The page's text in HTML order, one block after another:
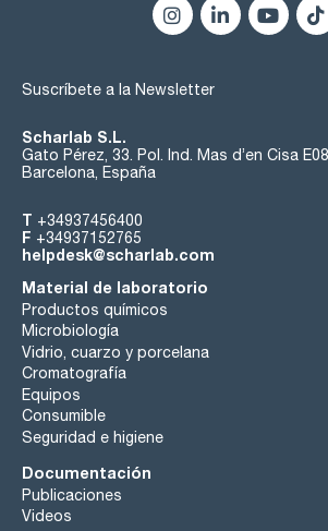
Suscríbete a la Newsletter
Scharlab S.L.
Gato Pérez, 33. Pol. Ind. Mas d’en Cisa
Barcelona, España
T +34937456400
F +34937152765
helpdesk@scharlab.com
Material de laboratorio
Productos químicos
Microbiología
Vidrio, cuarzo y porcelana
Cromatografía
Equipos
Consumible
Seguridad e higiene
Documentación
Publicaciones
Videos